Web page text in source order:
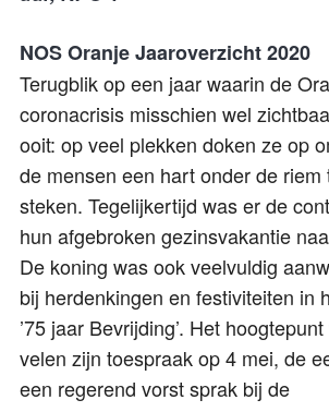
NOS Oranje Jaaroverzicht 2020
Terugblik op een jaar waarin de
coronacrisis misschien wel
ooit: op veel plekken doken ze op
de mensen een hart onder de riem
steken. Tegelijkertijd was er de
hun afgebroken gezinsvakantie
De koning was ook veelvuldig
bij herdenkingen en festiviteiten in
’75 jaar Bevrijding’. Het
velen zijn toespraak op 4 mei, de
een regerend vorst sprak bij de